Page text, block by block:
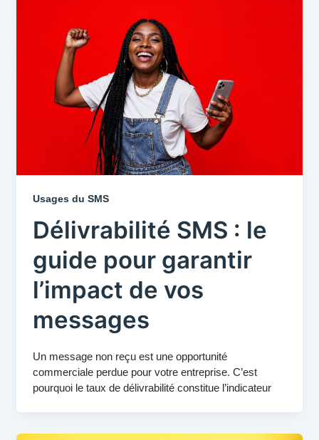
Usages du SMS
Délivrabilité SMS : le
guide pour garantir
l’impact de vos
messages
Un message non reçu est une opportunité
commerciale perdue pour votre entreprise. C’est
pourquoi le taux de délivrabilité constitue l’indicateur